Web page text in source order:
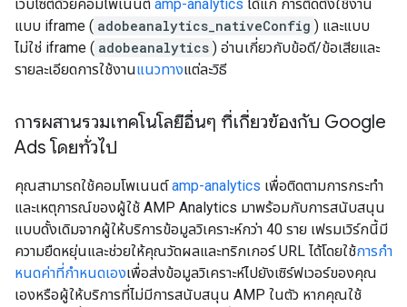
เว็บไซต์ด้วยคอมโพเนนต์ amp-analytics ได้แก่ การติดตั้งใช้งาน
แบบ iframe ( adobeanalytics_nativeConfig ) และแบบ
ไม่ใช่ iframe ( adobeanalytics ) อ่านเกี่ยวกับข้อดี/ข้อเสียและ
รายละเอียดการใช้งานแนวทางแต่ละวิธี
การผสานรวมเทคโนโลยีอื่นๆ ที่เกี่ยวข้องกับ Google
Ads โดยทั่วไป
คุณสามารถใช้คอมโพเนนต์amp-analytics เพื่อติดตามการกระทํา
และเหตุการณ์ของผู้ใช้ AMP Analytics มาพร้อมกับการสนับสนุน
แบบดั้งเดิมจากผู้ให้บริการข้อมูลวิเคราะห์กว่า 40 ราย เฟรมเวิร์กนี้มี
ความยืดหยุ่นและช่วยให้คุณวัดผลและทริกเกอร์ URL ได้โดยใช้การกํา
หนดค่าที่กําหนดเองเพื่อส่งข้อมูลวิเคราะห์ไปยังเซิร์ฟเวอร์ของคุณ
เองหรือผู้ให้บริการที่ไม่มีการสนับสนุน AMP ในตัว หากคุณใช้